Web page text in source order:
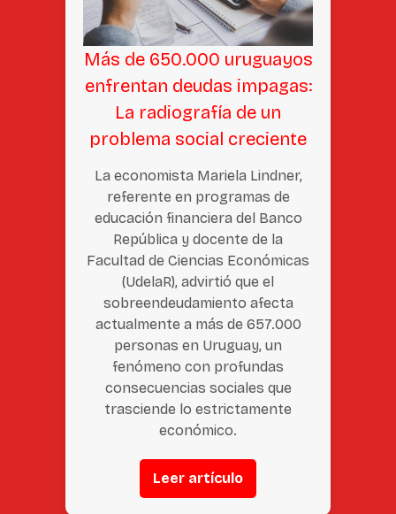
Más de 650.000 uruguayos
enfrentan deudas impagas:
La radiografía de un
problema social creciente
La economista Mariela Lindner,
referente en programas de
educación financiera del Banco
República y docente de la
Facultad de Ciencias Económicas
(UdelaR), advirtió que el
sobreendeudamiento afecta
actualmente a más de 657.000
personas en Uruguay, un
fenómeno con profundas
consecuencias sociales que
trasciende lo estrictamente
económico.
Leer artículo